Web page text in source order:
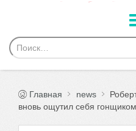
Главная news
вновь ощутил себя